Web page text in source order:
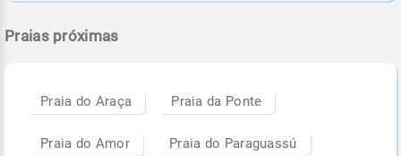
Praias próximas
Praia do Araça Praia da Ponte
Praia do Amor Praia do Paraguassú